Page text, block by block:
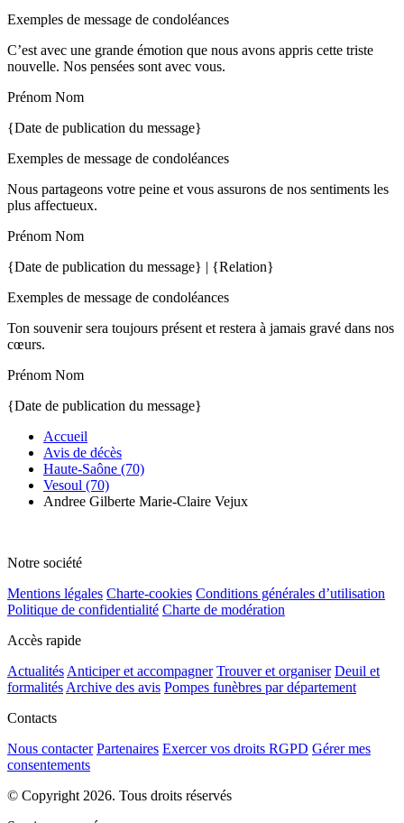
Exemples de message de condoléances
C’est avec une grande émotion que nous avons appris cette triste
nouvelle. Nos pensées sont avec vous.
Prénom Nom
{Date de publication du message}
Exemples de message de condoléances
Nous partageons votre peine et vous assurons de nos sentiments les
plus affectueux.
Prénom Nom
{Date de publication du message} | {Relation}
Exemples de message de condoléances
Ton souvenir sera toujours présent et restera à jamais gravé dans nos
cœurs.
Prénom Nom
{Date de publication du message}
Accueil
Avis de décès
Haute-Saône (70)
Vesoul (70)
Andree Gilberte Marie-Claire Vejux
Notre société
Mentions légales Charte-cookies Conditions générales d’utilisation
Politique de confidentialité Charte de modération
Accès rapide
Actualités Anticiper et accompagner Trouver et organiser Deuil et
formalités Archive des avis Pompes funèbres par département
Contacts
Nous contacter Partenaires Exercer vos droits RGPD Gérer mes
consentements
© Copyright 2026. Tous droits réservés